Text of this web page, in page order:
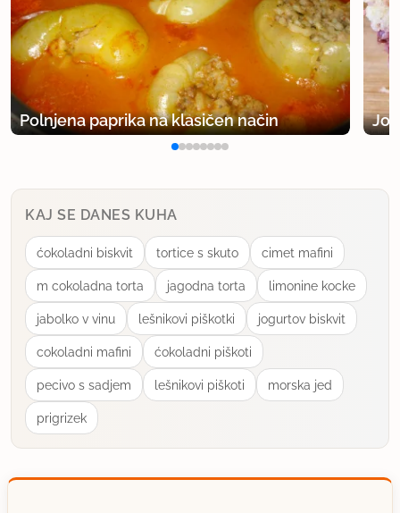
Polnjena paprika na klasičen način
KAJ SE DANES KUHA
ćokoladni biskvit tortice s skuto cimet mafini
m cokoladna torta jagodna torta limonine kocke
jabolko v vinu lešnikovi piškotki jogurtov biskvit
cokoladni mafini ćokoladni piškoti
pecivo s sadjem lešnikovi piškoti morska jed
prigrizek